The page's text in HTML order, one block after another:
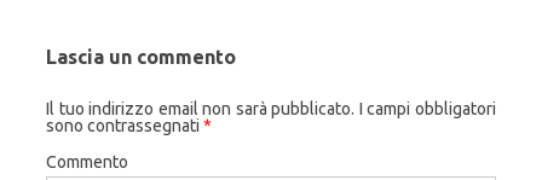
Lascia un commento
Il tuo indirizzo email non sarà pubblicato. I campi obbligatori
sono contrassegnati *
Commento